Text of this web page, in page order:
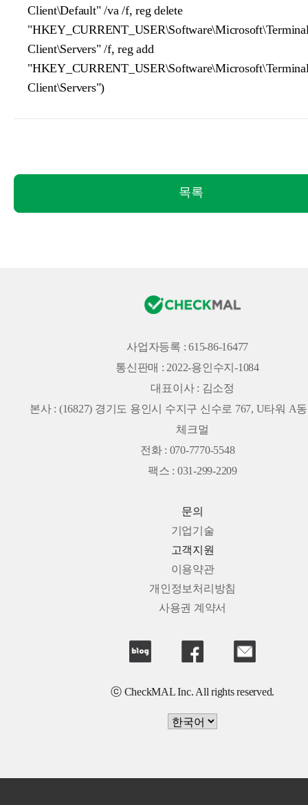
Client\Default" /va /f, reg delete
Client\Servers" /f, reg add
Client\Servers")
목록
사업자등록 : 615-86-16477
통신판매 : 2022-용인수지-1084
대표이사 : 김소정
본사 : (16827) 경기도 용인시 수지구 신수로 767, U타워 A
체크멀
전화 : 070-7770-5548
팩스 : 031-299-2209
문의
기업기술
고객지원
이용약관
개인정보처리방침
사용권 계약서
ⓒ CheckMAL Inc. All rights reserved.